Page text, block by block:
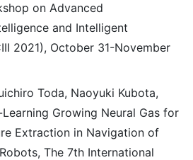
on Advanced
and Intelligent
2021), October 31-November
Toda, Naoyuki Kubota,
Growing Neural Gas for
Extraction in Navigation of
The 7th International